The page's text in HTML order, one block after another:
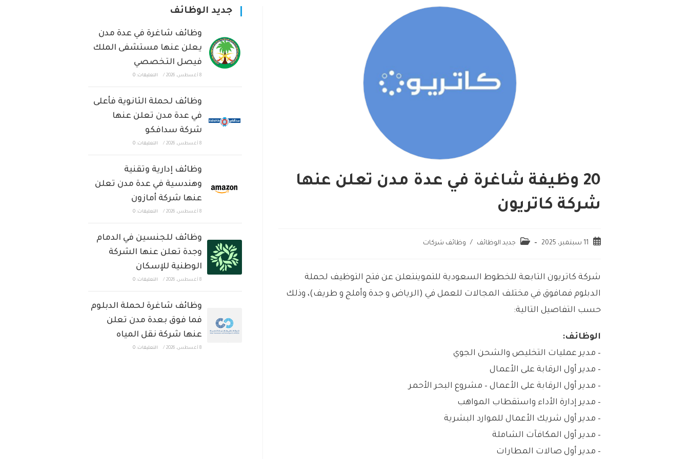
20 وظيفة شاغرة في عدة مدن تعلن عنها
شركة كاتريون
11 سبتمبر، 2025 جديد الوظائف / وظائف شركات
شركة كاتريون التابعة للخطوط السعودية للتموينتعلن عن فتح التوظيف لحملة
الدبلوم فمافوق في مختلف المجالات للعمل في (الرياض و جدة وأملج و طريف)، وذلك
حسب التفاصيل التالية:
الوظائف:
– مدير عمليات التخليص والشحن الجوي
– مدير أول الرقابة على الأعمال
– مدير أول الرقابة على الأعمال – مشروع البحر الأحمر
– مدير إدارة الأداء واستقطاب المواهب
– مدير أول شريك الأعمال للموارد البشرية
– مدير أول المكافآت الشاملة
– مدير أول صالات المطارات
جديد الوظائف
وظائف شاغرة في عدة مدن
يعلن عنها مستشفى الملك
فيصل التخصصي
8 أغسطس، 2026 / التعليقات: 0
وظائف لحملة الثانوية فأعلى
في عدة مدن تعلن عنها
شركة سدافكو
8 أغسطس، 2026 / التعليقات: 0
وظائف إدارية وتقنية
وهندسية في عدة مدن تعلن
عنها شركة أمازون
8 أغسطس، 2026 / التعليقات: 0
وظائف للجنسين في الدمام
وجدة تعلن عنها الشركة
الوطنية للإسكان
8 أغسطس، 2026 / التعليقات: 0
وظائف شاغرة لحملة الدبلوم
فما فوق بعدة مدن تعلن
عنها شركة نقل المياه
8 أغسطس، 2026 / التعليقات: 0